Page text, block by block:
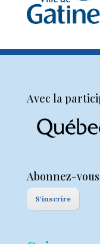
Avec la
Abonnez-
S'inscrire